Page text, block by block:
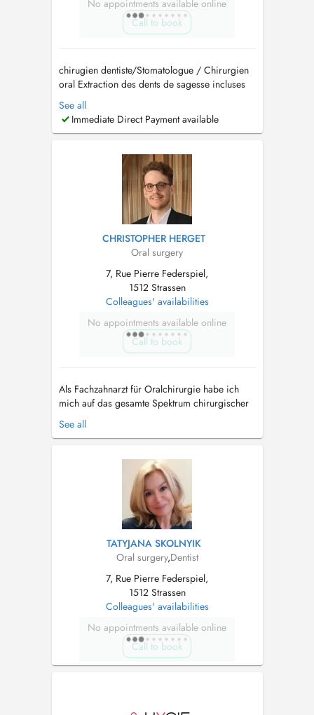
No appointments available online
Call to book
chirugien dentiste/Stomatologue / Chirurgien
oral Extraction des dents de sagesse incluses
Implantologie et greffes osseuses (Sinus lift)
Traitement des troubles de larticulation
temporo-mandibulaire (ATM) Pathologies
Prise en charge d...
See all
Immediate Direct Payment available
CHRISTOPHER HERGET
Oral surgery
7, Rue Pierre Federspiel,
1512 Strassen
Colleagues' availabilities
No appointments available online
Call to book
Als Fachzahnarzt für Oralchirurgie habe ich
mich auf das gesamte Spektrum chirurgischer
Eingriffe im Mundbereich spezialisiert. Dazu
zählen insbesondere die Entfernung einfacher
Knochenaufbauten (Augmentationen) sowie
weitere anspruchsvolle oralchirurgische B...
See all
TATYJANA SKOLNYIK
Oral surgery,Dentist
7, Rue Pierre Federspiel,
1512 Strassen
Colleagues' availabilities
No appointments available online
Call to book